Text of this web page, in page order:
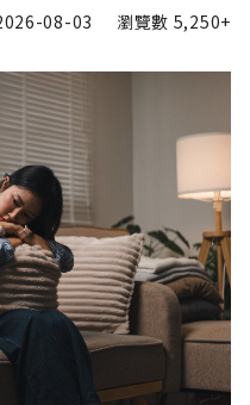
08-03 瀏覽數 5,250+